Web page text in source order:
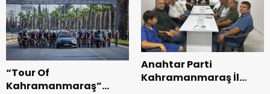
“Tour Of
Kahramanmaraş”
Anahtar Parti
Kahramanmaraş İl